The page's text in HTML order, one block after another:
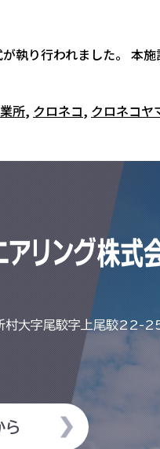
執り行われました。 本
所, クロネコ, クロネコヤ
村大字尾駮字上尾駮22-
ら